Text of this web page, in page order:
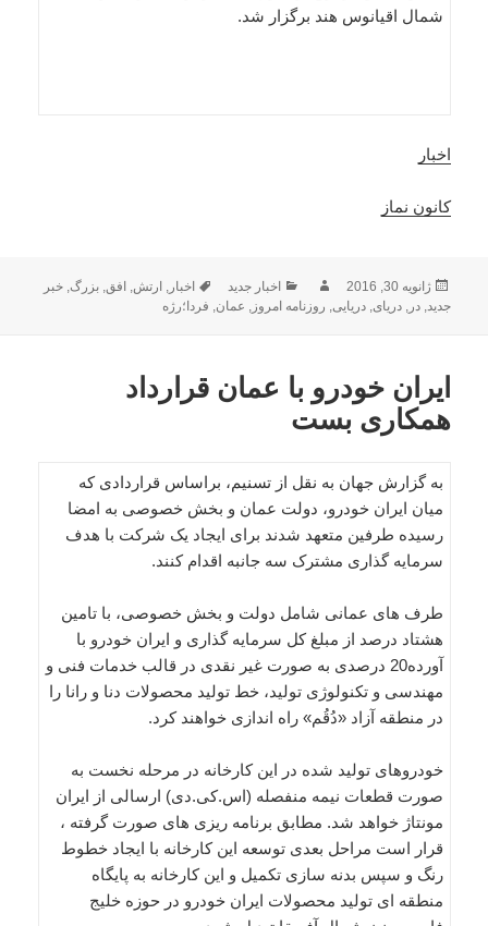
شمال اقیانوس هند برگزار شد.
اخبار
کانون نماز
ارسال
شده
ژانویه 30, 2016 نویسندهدسته‌ها
اخبار جدید برچسب‌ها
اخبار ,ارتش ,افق ,بزرگ ,خبر
جدید ,در ,دریای ,دریایی روزنامه امروز عمان فردا؛رژه
ایران خودرو با عمان قرارداد
همکاری بست
به گزارش جهان به نقل از تسنیم، براساس قراردادی که
میان ایران خودرو، دولت عمان و بخش خصوصی به امضا
رسیده طرفین متعهد شدند برای ایجاد یک شرکت با هدف
سرمایه گذاری مشترک سه جانبه اقدام کنند.
طرف های عمانی شامل دولت و بخش خصوصی، با تامین
هشتاد درصد از مبلغ کل سرمایه گذاری و ایران خودرو با
آورده20 درصدی به صورت غیر نقدی در قالب خدمات فنی و
مهندسی و تکنولوژی تولید، خط تولید محصولات دنا و رانا را
در منطقه آزاد «دُقُم» راه اندازی خواهند کرد.
خودروهای تولید شده در این کارخانه در مرحله نخست به
صورت قطعات نیمه منفصله (اس.کی.دی) ارسالی از ایران
مونتاژ خواهد شد. مطابق برنامه ریزی های صورت گرفته ،
قرار است مراحل بعدی توسعه این کارخانه با ایجاد خطوط
رنگ و سپس بدنه سازی تکمیل و این کارخانه به پایگاه
منطقه ای تولید محصولات ایران خودرو در حوزه خلیج